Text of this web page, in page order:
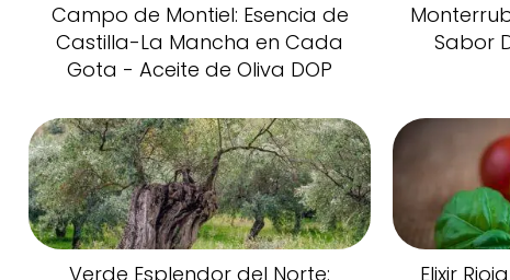
Campo de Montiel: Esencia de
Castilla-La Mancha en Cada
Gota - Aceite de Oliva DOP
Sabor
Verde Esplendor del Norte: Elixir